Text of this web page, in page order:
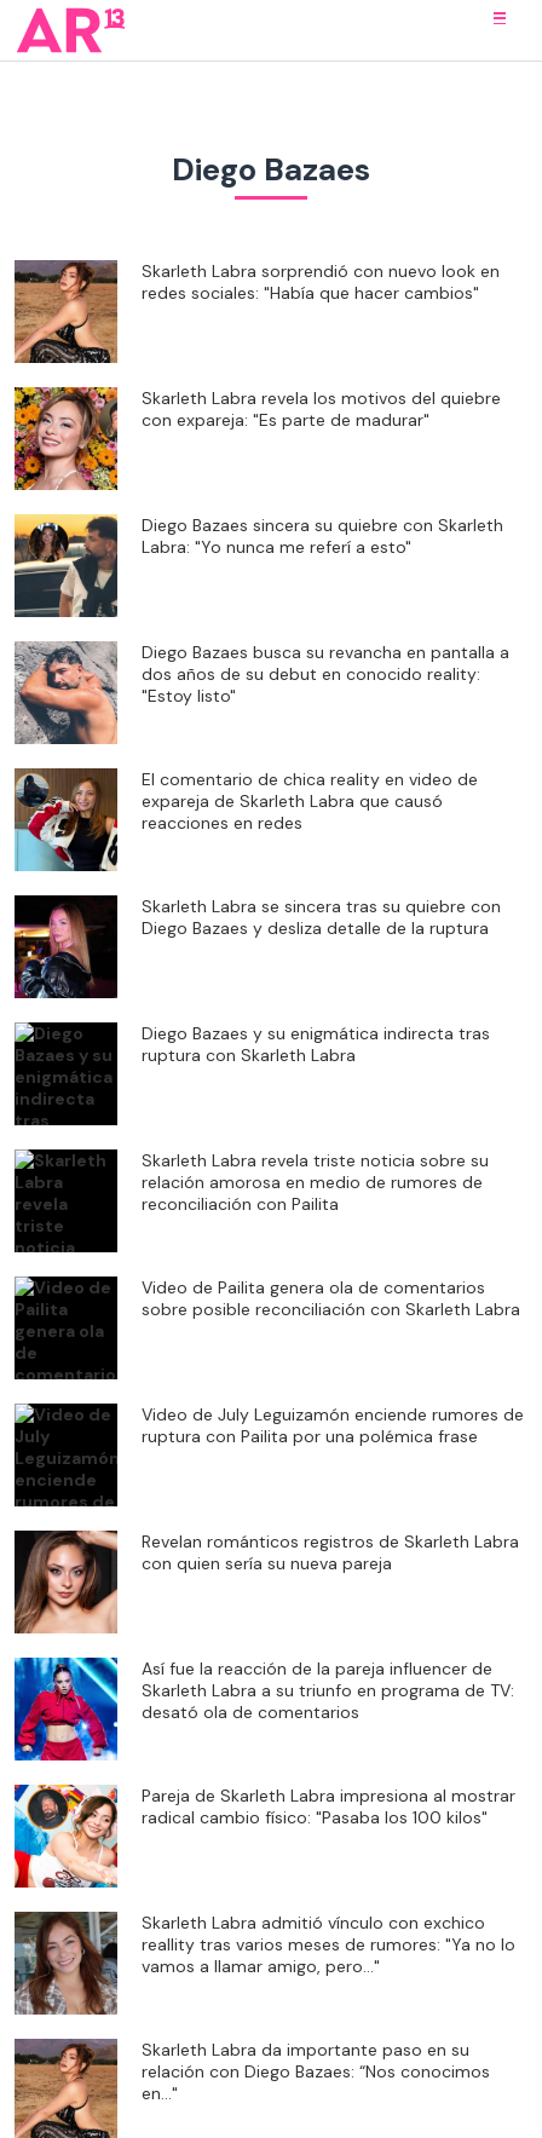
Diego Bazaes
Skarleth Labra sorprendió con nuevo look en
redes sociales: "Había que hacer cambios"
Skarleth Labra revela los motivos del quiebre
con expareja: "Es parte de madurar"
Diego Bazaes sincera su quiebre con Skarleth
Labra: "Yo nunca me referí a esto"
Diego Bazaes busca su revancha en pantalla a
dos años de su debut en conocido reality:
"Estoy listo"
El comentario de chica reality en video de
expareja de Skarleth Labra que causó
reacciones en redes
Skarleth Labra se sincera tras su quiebre con
Diego Bazaes y desliza detalle de la ruptura
Diego Bazaes y su enigmática indirecta tras
ruptura con Skarleth Labra
Skarleth Labra revela triste noticia sobre su
relación amorosa en medio de rumores de
reconciliación con Pailita
Video de Pailita genera ola de comentarios
sobre posible reconciliación con Skarleth Labra
Video de July Leguizamón enciende rumores de
ruptura con Pailita por una polémica frase
Revelan románticos registros de Skarleth Labra
con quien sería su nueva pareja
Así fue la reacción de la pareja influencer de
Skarleth Labra a su triunfo en programa de TV:
desató ola de comentarios
Pareja de Skarleth Labra impresiona al mostrar
radical cambio físico: "Pasaba los 100 kilos"
Skarleth Labra admitió vínculo con exchico
reallity tras varios meses de rumores: "Ya no lo
vamos a llamar amigo, pero..."
Skarleth Labra da importante paso en su
relación con Diego Bazaes: “Nos conocimos
en…"